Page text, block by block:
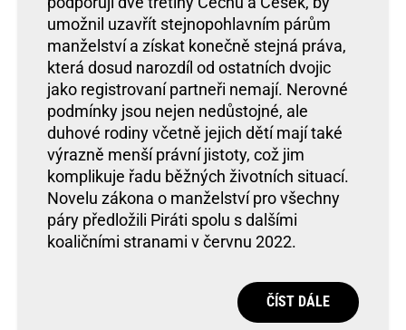
umožnil uzavřít stejnopohlavním párům
manželství a získat konečně stejná práva,
která dosud narozdíl od ostatních dvojic
jako registrovaní partneři nemají. Nerovné
podmínky jsou nejen nedůstojné, ale
duhové rodiny včetně jejich dětí mají také
výrazně menší právní jistoty, což jim
komplikuje řadu běžných životních situací.
Novelu zákona o manželství pro všechny
páry předložili Piráti spolu s dalšími
koaličními stranami v červnu 2022.
ČÍST DÁLE